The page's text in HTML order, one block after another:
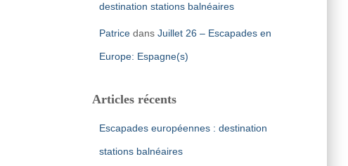
destination stations balnéaires
Patricedans Juillet 26 – Escapades en
Europe: Espagne(s)
Articles récents
Escapades européennes : destination
stations balnéaires